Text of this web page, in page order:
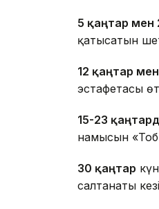
5 қаңтар мен
қатысатын
12 қаңтар
эстафетасы
15-23
намысын
30 қаңтар
салтанаты